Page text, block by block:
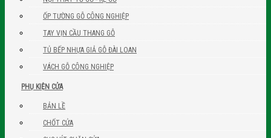
ỐP TƯỜNG GỖ CÔNG NGHIỆP
TAY VỊN CẦU THANG GỖ
TỦ BẾP NHỰA GIẢ GỖ ĐÀI LOAN
VÁCH GỖ CÔNG NGHIỆP
PHỤ KIỆN CỬA
BẢN LỀ
CHỐT CỬA